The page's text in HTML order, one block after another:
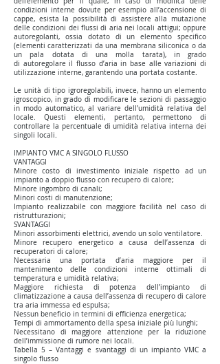
condizioni interne dovute per esempio all’accensione di
cappe, esista la possibilità di assistere alla mutazione
delle condizioni dei flussi di aria nei locali attigui; oppure
autoregolanti, ossia dotato di un elemento specifico
(elementi caratterizzati da una membrana siliconica o da
un pala dotata di una molla tarata), in grado
di autoregolare il flusso d’aria in base alle variazioni di
utilizzazione interne, garantendo una portata costante.
Le unità di tipo igroregolabili, invece, hanno un elemento
igroscopico, in grado di modificare le sezioni di passaggio
in modo automatico, al variare dell’umidità relativa del
locale. Questi elementi, pertanto, permettono di
controllare la percentuale di umidità relativa interna dei
singoli locali.
IMPIANTO VMC A SINGOLO FLUSSO
VANTAGGI
Minore costo di investimento iniziale rispetto ad un
impianto a doppio flusso con recupero di calore;
Minore ingombro di canali;
Minori costi di manutenzione;
Impianto realizzabile con maggiore facilità nel caso di
ristrutturazioni;
SVANTAGGI
Minori assorbimenti elettrici, avendo un solo ventilatore.
Minore recupero energetico a causa dell’assenza di
recuperatori di calore;
Necessaria una portata d’aria maggiore per il
mantenimento delle condizioni interne ottimali di
temperatura e umidità relativa;
Maggiore richiesta di potenza dell’impianto di
climatizzazione a causa dell’assenza di recupero di calore
tra aria immessa ed espulsa;
Nessun beneficio in termini di efficienza energetica;
Tempi di ammortamento della spesa iniziale più lunghi;
Necessitano di maggiore attenzione per la riduzione
dell’immissione di rumore nei locali.
Tabella 5 – Vantaggi e svantaggi di un impianto VMC a
singolo flusso